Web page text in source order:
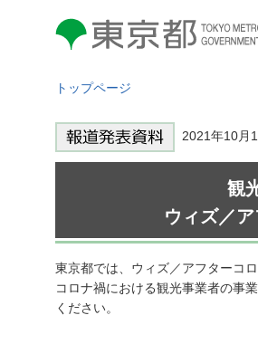
東京都 TOKYO METROPOLITAN
GOVERNMENT
トップページ
2021年10
観
ウィズ／
東京都では、ウィズ／アフターコ
コロナ禍における観光事業者の事
ください。